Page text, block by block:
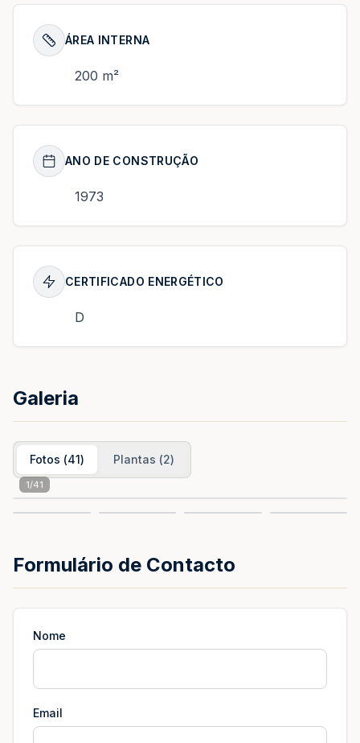
ÁREA INTERNA
200 m²
ANO DE CONSTRUÇÃO
1973
CERTIFICADO ENERGÉTICO
D
Galeria
Fotos (41) Plantas (2)
1/41
Formulário de Contacto
Nome
Email